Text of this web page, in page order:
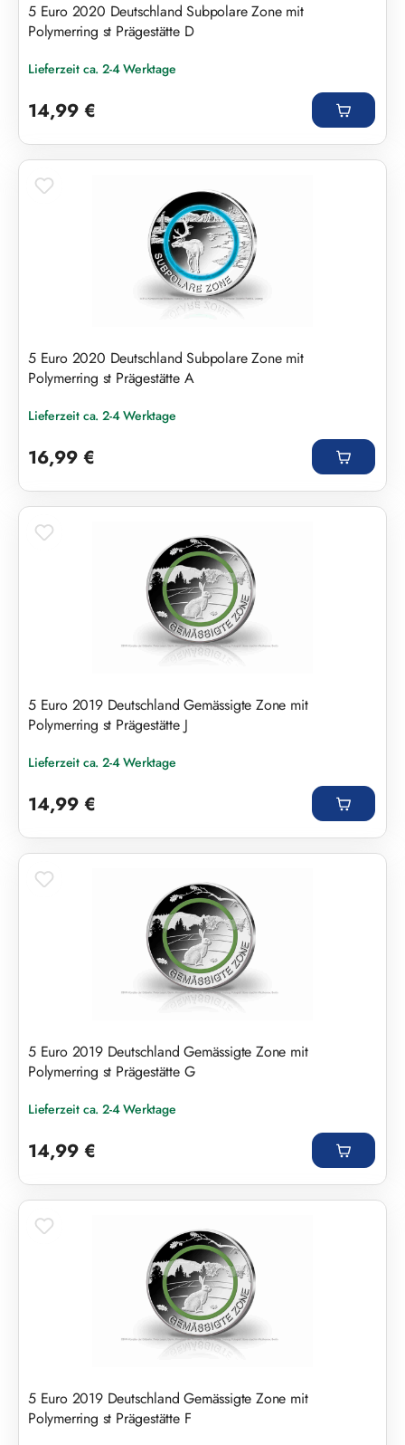
5 Euro 2020 Deutschland Subpolare Zone mit
Polymerring st Prägestätte D
Lieferzeit ca. 2-4 Werktage
14,99 €
5 Euro 2020 Deutschland Subpolare Zone mit
Polymerring st Prägestätte A
Lieferzeit ca. 2-4 Werktage
16,99 €
5 Euro 2019 Deutschland Gemässigte Zone mit
Polymerring st Prägestätte J
Lieferzeit ca. 2-4 Werktage
14,99 €
5 Euro 2019 Deutschland Gemässigte Zone mit
Polymerring st Prägestätte G
Lieferzeit ca. 2-4 Werktage
14,99 €
5 Euro 2019 Deutschland Gemässigte Zone mit
Polymerring st Prägestätte F